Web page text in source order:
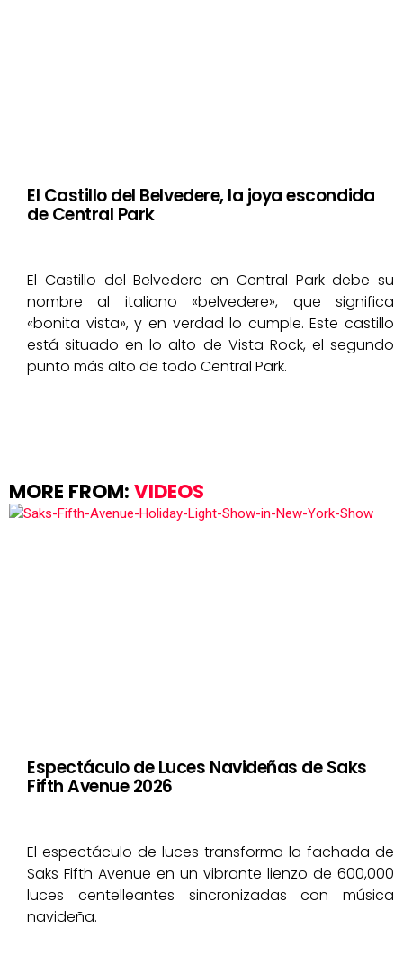
El Castillo del Belvedere, la joya escondida
de Central Park
El Castillo del Belvedere en Central Park debe su
nombre al italiano «belvedere», que significa
«bonita vista», y en verdad lo cumple. Este castillo
está situado en lo alto de Vista Rock, el segundo
punto más alto de todo Central Park.
MORE FROM: VIDEOS
Espectáculo de Luces Navideñas de Saks
Fifth Avenue 2026
El espectáculo de luces transforma la fachada de
Saks Fifth Avenue en un vibrante lienzo de 600,000
luces centelleantes sincronizadas con música
navideña.